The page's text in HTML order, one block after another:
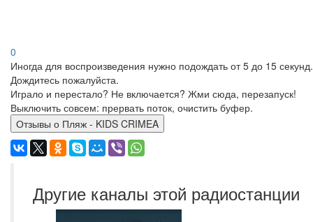
0
Иногда для воспроизведения нужно подождать от 5 до 15 секунд.
Дождитесь пожалуйста.
Играло и перестало? Не включается? Жми сюда, перезапуск!
Выключить совсем: прервать поток, очистить буфер.
Отзывы о Пляж - KIDS CRIMEA
Другие каналы этой радиостанции